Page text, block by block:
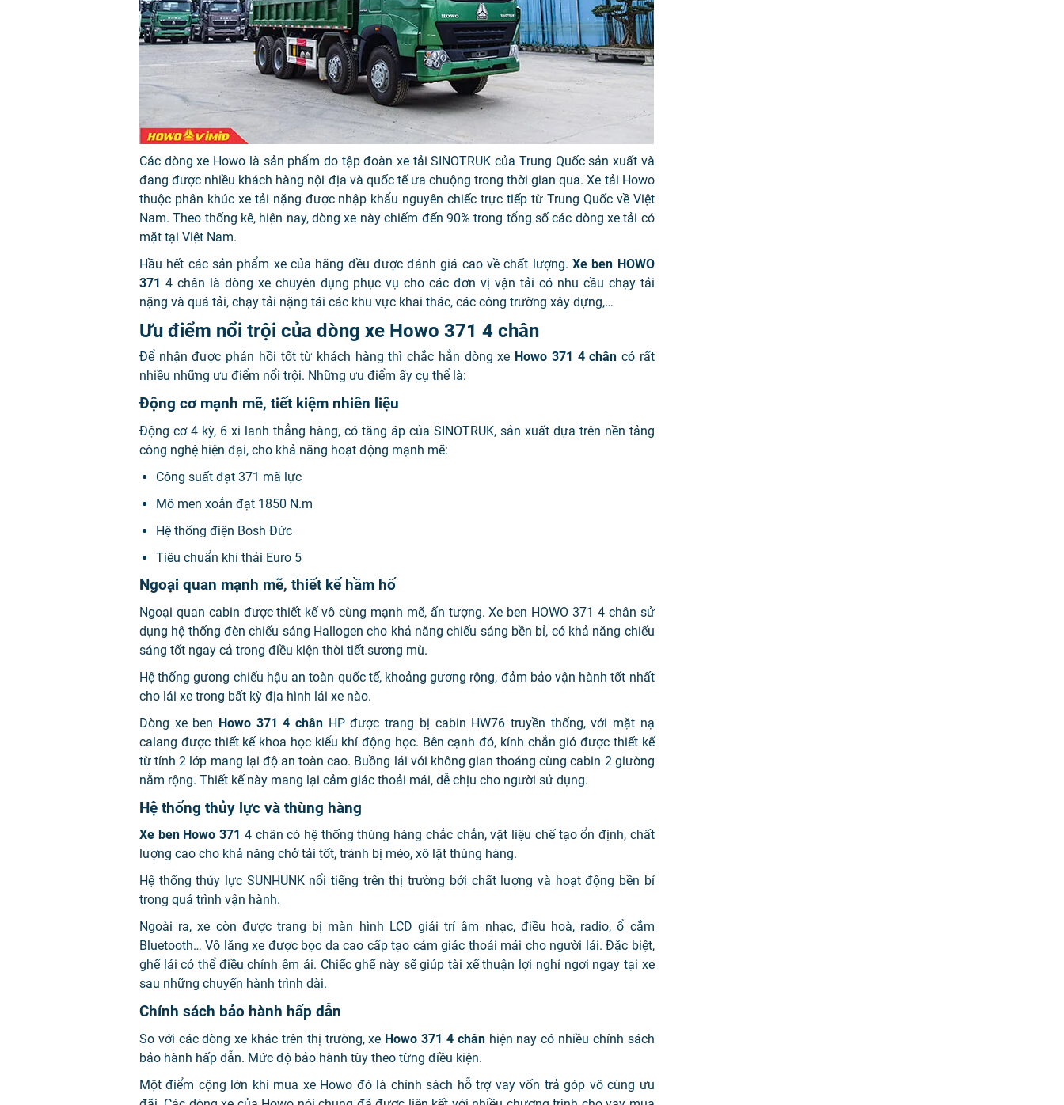
Các dòng xe Howo là sản phẩm do tập đoàn xe tải SINOTRUK của Trung Quốc sản xuất và
đang được nhiều khách hàng nội địa và quốc tế ưa chuộng trong thời gian qua. Xe tải Howo
thuộc phân khúc xe tải nặng được nhập khẩu nguyên chiếc trực tiếp từ Trung Quốc về Việt
Nam. Theo thống kê, hiện nay, dòng xe này chiếm đến 90% trong tổng số các dòng xe tải có
mặt tại Việt Nam.
Hầu hết các sản phẩm xe của hãng đều được đánh giá cao về chất lượng.Xe ben HOWO
371 4 chân là dòng xe chuyên dụng phục vụ cho các đơn vị vận tải có nhu cầu chạy tải
nặng và quá tải, chạy tải nặng tái các khu vực khai thác, các công trường xây dựng,…
Ưu điểm nổi trội của dòng xe Howo 371 4 chân
Để nhận được phản hồi tốt từ khách hàng thì chắc hẳn dòng xe Howo 371 4 chân có rất
nhiều những ưu điểm nổi trội. Những ưu điểm ấy cụ thể là:
Động cơ mạnh mẽ, tiết kiệm nhiên liệu
Động cơ 4 kỳ, 6 xi lanh thẳng hàng, có tăng áp của SINOTRUK, sản xuất dựa trên nền tảng
công nghệ hiện đại, cho khả năng hoạt động mạnh mẽ:
Công suất đạt 371 mã lực
Mô men xoắn đạt 1850 N.m
Hệ thống điện Bosh Đức
Tiêu chuẩn khí thải Euro 5
Ngoại quan mạnh mẽ, thiết kế hầm hố
Ngoại quan cabin được thiết kế vô cùng mạnh mẽ, ấn tượng. Xe ben HOWO 371 4 chân sử
dụng hệ thống đèn chiếu sáng Hallogen cho khả năng chiếu sáng bền bỉ, có khả năng chiếu
sáng tốt ngay cả trong điều kiện thời tiết sương mù.
Hệ thống gương chiếu hậu an toàn quốc tế, khoảng gương rộng, đảm bảo vận hành tốt nhất
cho lái xe trong bất kỳ địa hình lái xe nào.
Dòng xe ben Howo 371 4 chân HP được trang bị cabin HW76 truyền thống, với mặt nạ
calang được thiết kế khoa học kiểu khí động học. Bên cạnh đó, kính chắn gió được thiết kế
từ tính 2 lớp mang lại độ an toàn cao. Buồng lái với không gian thoáng cùng cabin 2 giường
nằm rộng. Thiết kế này mang lại cảm giác thoải mái, dễ chịu cho người sử dụng.
Hệ thống thủy lực và thùng hàng
Xe ben Howo 371 4 chân có hệ thống thùng hàng chắc chắn, vật liệu chế tạo ổn định, chất
lượng cao cho khả năng chở tải tốt, tránh bị méo, xô lật thùng hàng.
Hệ thống thủy lực SUNHUNK nổi tiếng trên thị trường bởi chất lượng và hoạt động bền bỉ
trong quá trình vận hành.
Ngoài ra, xe còn được trang bị màn hình LCD giải trí âm nhạc, điều hoà, radio, ổ cắm
Bluetooth… Vô lăng xe được bọc da cao cấp tạo cảm giác thoải mái cho người lái. Đặc biệt,
ghế lái có thể điều chỉnh êm ái. Chiếc ghế này sẽ giúp tài xế thuận lợi nghỉ ngơi ngay tại xe
sau những chuyến hành trình dài.
Chính sách bảo hành hấp dẫn
So với các dòng xe khác trên thị trường, xe Howo 371 4 chânhiện nay có nhiều chính sách
bảo hành hấp dẫn. Mức độ bảo hành tùy theo từng điều kiện.
Một điểm cộng lớn khi mua xe Howo đó là chính sách hỗ trợ vay vốn trả góp vô cùng ưu